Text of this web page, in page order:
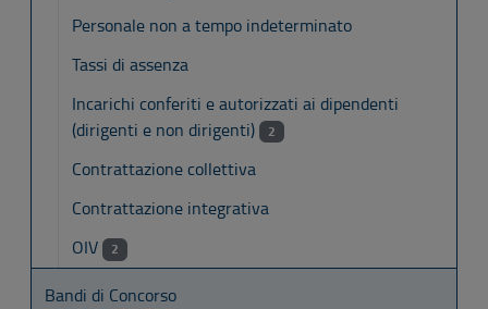
Personale non a tempo indeterminato
Tassi di assenza
Incarichi conferiti e autorizzati ai dipendenti
(dirigenti e non dirigenti)
2
Contrattazione collettiva
Contrattazione integrativa
OIV
2
Bandi di Concorso